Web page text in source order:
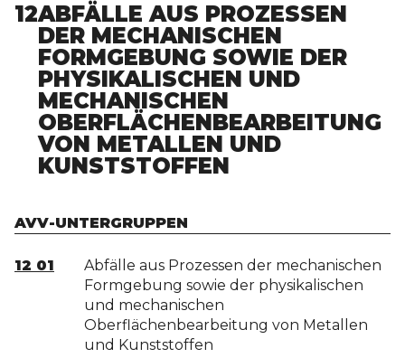
12ABFÄLLE AUS PROZESSEN
DER MECHANISCHEN
FORMGEBUNG SOWIE DER
PHYSIKALISCHEN UND
MECHANISCHEN
OBERFLÄCHENBEARBEITUNG
VON METALLEN UND
KUNSTSTOFFEN
AVV-UNTERGRUPPEN
12 01
Abfälle aus Prozessen der mechanischen
Formgebung sowie der physikalischen
und mechanischen
Oberflächenbearbeitung von Metallen
und Kunststoffen